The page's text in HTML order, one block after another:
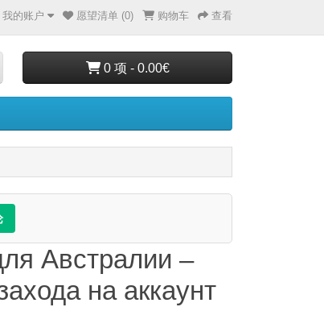
我的账户 愿望清单 (0) 购物车 查看
0 项 - 0.00€
Австралии –
на аккаунт